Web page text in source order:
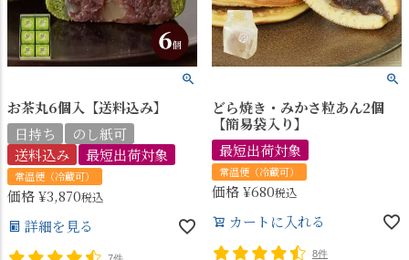
お茶丸6個入【送料込み】
日持ち
のし紙可
送料込み
最短出荷対象
常温便（冷蔵可）
価格¥3,870税込
詳細を見る
どら焼き・みかさ粒あん2個
【簡易袋入り】
最短出荷対象
常温便（冷蔵可）
価格¥680税込
カートに入れる
8件